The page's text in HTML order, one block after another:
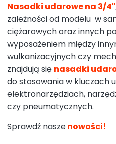
Nasadki udarowe na 3/4"
zależności od modelu w
ciężarowych oraz innych
wyposażeniem między
wulkanizacyjnych czy
znajdują się nasadki
do stosowania w kluczach
elektronarzędziach,
czy pneumatycznych.
Sprawdź naszenowości!